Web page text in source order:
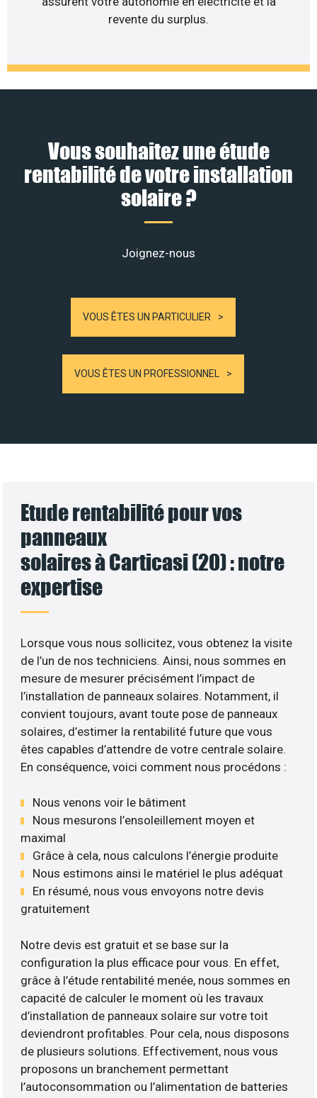
revente du surplus.
Vous souhaitez une étude
rentabilité de votre installation
solaire ?
Joignez-nous
VOUS ÊTES UN PARTICULIER
VOUS ÊTES UN PROFESSIONNEL
Etude rentabilité pour vos
panneaux
solaires à Carticasi (20) : notre
expertise
Lorsque vous nous sollicitez, vous obtenez la visite
de l’un de nos techniciens. Ainsi, nous sommes en
mesure de mesurer précisément l’impact de
l’installation de panneaux solaires. Notamment, il
convient toujours, avant toute pose de panneaux
solaires, d’estimer la rentabilité future que vous
êtes capables d’attendre de votre centrale solaire.
En conséquence, voici comment nous procédons :
Nous venons voir le bâtiment
Nous mesurons l’ensoleillement moyen et
maximal
Grâce à cela, nous calculons l’énergie produite
Nous estimons ainsi le matériel le plus adéquat
En résumé, nous vous envoyons notre devis
gratuitement
Notre devis est gratuit et se base sur la
configuration la plus efficace pour vous. En effet,
grâce à l’étude rentabilité menée, nous sommes en
capacité de calculer le moment où les travaux
d’installation de panneaux solaire sur votre toit
deviendront profitables. Pour cela, nous disposons
de plusieurs solutions. Effectivement, nous vous
proposons un branchement permettant
l’autoconsommation ou l’alimentation de batteries